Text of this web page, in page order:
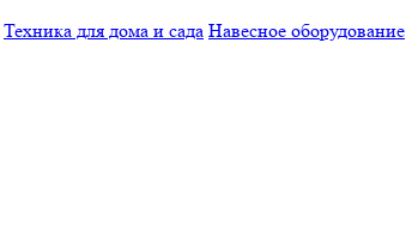
Техника для дома и сада Навесное оборудование